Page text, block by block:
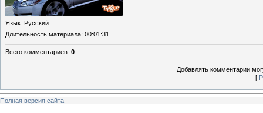
Язык: Русский
Длительность материала: 00:01:31
Всего комментариев: 0
Добавлять комментарии
[
Полная версия сайта